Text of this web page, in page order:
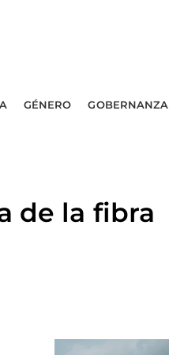
GÉNERO GOBERNANZA
de la fibra